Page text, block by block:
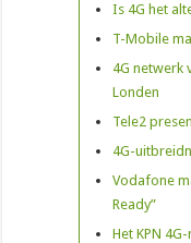
Is 4G het
T-Mobile
4G netwerk
Londen
Tele2
4G-
Vodafone
Ready”
Het KPN